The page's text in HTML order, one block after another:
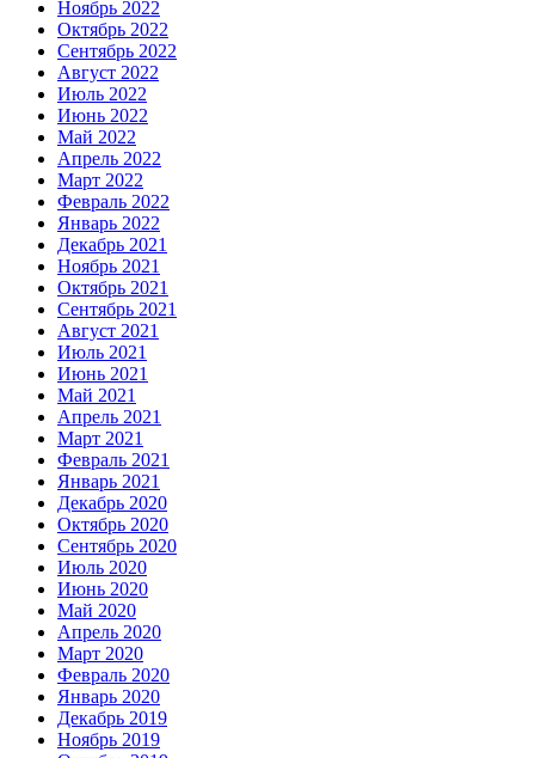
Ноябрь 2022
Октябрь 2022
Сентябрь 2022
Август 2022
Июль 2022
Июнь 2022
Май 2022
Апрель 2022
Март 2022
Февраль 2022
Январь 2022
Декабрь 2021
Ноябрь 2021
Октябрь 2021
Сентябрь 2021
Август 2021
Июль 2021
Июнь 2021
Май 2021
Апрель 2021
Март 2021
Февраль 2021
Январь 2021
Декабрь 2020
Октябрь 2020
Сентябрь 2020
Июль 2020
Июнь 2020
Май 2020
Апрель 2020
Март 2020
Февраль 2020
Январь 2020
Декабрь 2019
Ноябрь 2019